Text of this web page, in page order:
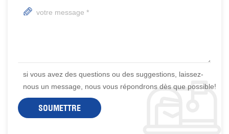
si vous avez des questions ou des suggestions, laissez-
nous un message, nous vous répondrons dès que possible!